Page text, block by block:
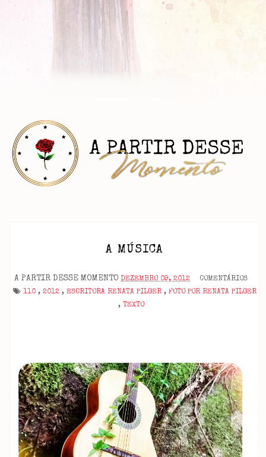
A MÚSICA
A PARTIR DESSE MOMENTO DEZEMBRO 09, 2012
COMENTÁRIOS
110, 2012, ESCRITORA RENATA PILGER, FOTO POR RENATA PILGER
, TEXTO